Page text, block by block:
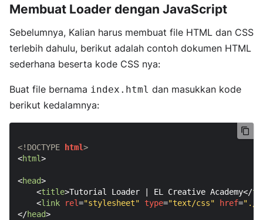
Membuat Loader dengan JavaScript
Sebelumnya, Kalian harus membuat file HTML dan CSS
terlebih dahulu, berikut adalah contoh dokumen HTML
sederhana beserta kode CSS nya:
Buat file bernama index.html dan masukkan kode
berikut kedalamnya:
<!DOCTYPE html>
<html>
<head>
<title>Tutorial Loader | EL Creative Academy</
<link rel="stylesheet" type="text/css" href="./
</head>